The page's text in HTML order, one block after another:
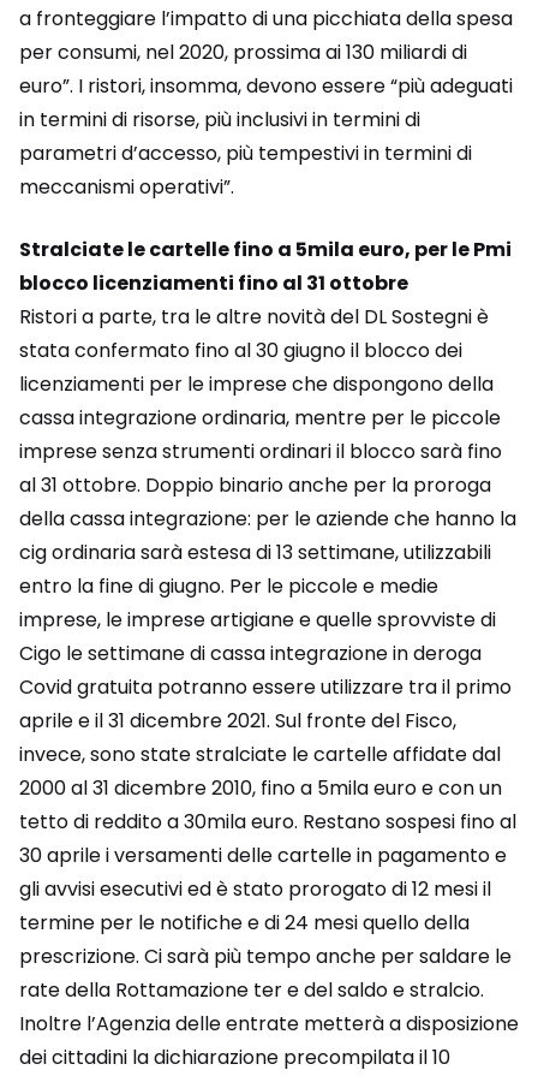
a fronteggiare l’impatto di una picchiata della spesa
per consumi, nel 2020, prossima ai 130 miliardi di
euro”. I ristori, insomma, devono essere “più adeguati
in termini di risorse, più inclusivi in termini di
parametri d’accesso, più tempestivi in termini di
meccanismi operativi”.
Stralciate le cartelle fino a 5mila euro, per le Pmi
blocco licenziamenti fino al 31 ottobre
Ristori a parte, tra le altre novità del DL Sostegni è
stata confermato fino al 30 giugno il blocco dei
licenziamenti per le imprese che dispongono della
cassa integrazione ordinaria, mentre per le piccole
imprese senza strumenti ordinari il blocco sarà fino
al 31 ottobre. Doppio binario anche per la proroga
della cassa integrazione: per le aziende che hanno la
cig ordinaria sarà estesa di 13 settimane, utilizzabili
entro la fine di giugno. Per le piccole e medie
imprese, le imprese artigiane e quelle sprovviste di
Cigo le settimane di cassa integrazione in deroga
Covid gratuita potranno essere utilizzare tra il primo
aprile e il 31 dicembre 2021. Sul fronte del Fisco,
invece, sono state stralciate le cartelle affidate dal
2000 al 31 dicembre 2010, fino a 5mila euro e con un
tetto di reddito a 30mila euro. Restano sospesi fino al
30 aprile i versamenti delle cartelle in pagamento e
gli avvisi esecutivi ed è stato prorogato di 12 mesi il
termine per le notifiche e di 24 mesi quello della
prescrizione. Ci sarà più tempo anche per saldare le
rate della Rottamazione ter e del saldo e stralcio.
Inoltre l’Agenzia delle entrate metterà a disposizione
dei cittadini la dichiarazione precompilata il 10